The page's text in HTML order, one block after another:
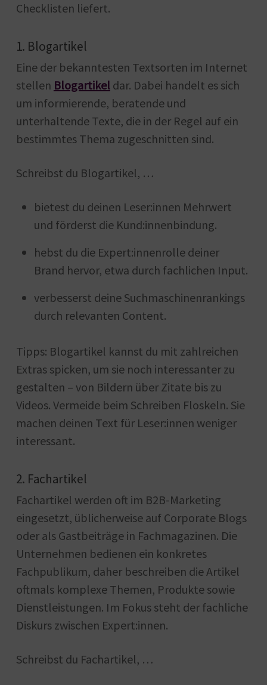
Checklisten liefert.
1. Blogartikel
Eine der bekanntesten Textsorten im Internet
stellen Blogartikeldar. Dabei handelt es sich
um informierende, beratende und
unterhaltende Texte, die in der Regel auf ein
bestimmtes Thema zugeschnitten sind.
Schreibst du Blogartikel, …
bietest du deinen Leser:innen Mehrwert
und förderst die Kund:innenbindung.
hebst du die Expert:innenrolle deiner
Brand hervor, etwa durch fachlichen Input.
verbesserst deine Suchmaschinenrankings
durch relevanten Content.
Tipps: Blogartikel kannst du mit zahlreichen
Extras spicken, um sie noch interessanter zu
gestalten – von Bildern über Zitate bis zu
Videos. Vermeide beim Schreiben Floskeln. Sie
machen deinen Text für Leser:innen weniger
interessant.
2. Fachartikel
Fachartikel werden oft im B2B-Marketing
eingesetzt, üblicherweise auf Corporate Blogs
oder als Gastbeiträge in Fachmagazinen. Die
Unternehmen bedienen ein konkretes
Fachpublikum, daher beschreiben die Artikel
oftmals komplexe Themen, Produkte sowie
Dienstleistungen. Im Fokus steht der fachliche
Diskurs zwischen Expert:innen.
Schreibst du Fachartikel, …